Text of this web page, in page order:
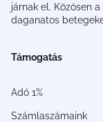
járnak el. Közösen
daganatos
Támogatás
Adó 1%
Számlaszámaink